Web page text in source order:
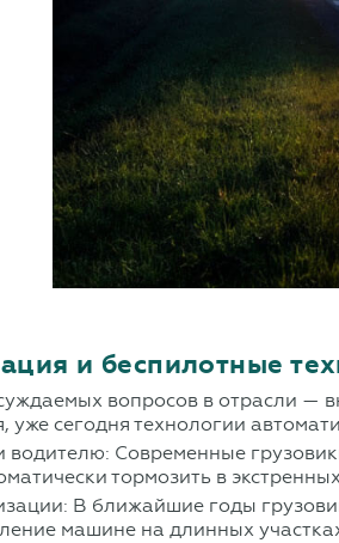
и беспилотные
вопросов в отрасли —
уже сегодня технологии
Современные
тормозить в
В ближайшие годы
машине на длинных